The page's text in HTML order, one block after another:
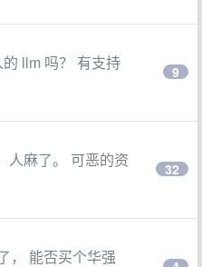
llm 吗？ 有支持
9
人麻了。 可恶的资
32
， 能否买个华强